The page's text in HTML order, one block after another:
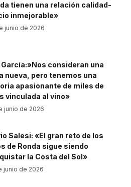
tienen una relación calidad-
inmejorable»
junio de 2026
García:»Nos consideran una
nueva, pero tenemos una
apasionante de miles de
vinculada al vino»
junio de 2026
Salesi: «El gran reto de los
de Ronda sigue siendo
la Costa del Sol»
junio de 2026